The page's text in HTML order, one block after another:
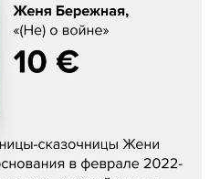
«(Не) о войне»